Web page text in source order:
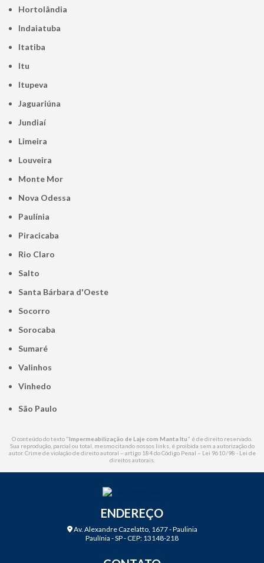
Hortolândia
Indaiatuba
Itatiba
Itu
Itupeva
Jaguariúna
Jundiaí
Limeira
Louveira
Monte Mor
Nova Odessa
Paulínia
Piracicaba
Rio Claro
Salto
Santa Bárbara d'Oeste
Socorro
Sorocaba
Sumaré
Valinhos
Vinhedo
São Paulo
O conteúdo do texto "Impermeabilização de Laje com Manta Itu" é de direito reservado.
Sua reprodução, parcial ou total, mesmo citando nossos links, é proibida sem a autorização do
autor. Crime de violação de direito autoral – artigo 184 do Código Penal – Lei 9610/98 - Lei de
direitos autorais.
ENDEREÇO
Av. Alexandre Cazelatto, 1677 - Paulinia
Paulínia - SP - CEP: 13148-218